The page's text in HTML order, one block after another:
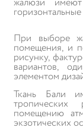
При выборе
помещения, и
рисунку,
вариантов,
элементом
Ткань Бали
тропических
помещению
экзотических